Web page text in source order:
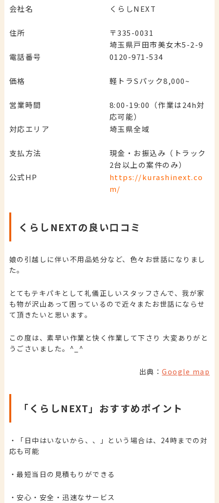
会社名 くらしNEXT
住所
〒335-0031
埼玉県戸田市美女木5-2-9
電話番号
0120-971-534
価格 軽トラSパック8,000~
営業時間
8:00-19:00（作業は24h対
応可能）
対応エリア
埼玉県全域
支払方法
現金・お振込み（トラック
2台以上の案件のみ）
公式HP
https://kurashinext.co
m/
くらしNEXTの良い口コミ
娘の引越しに伴い不用品処分など、色々お世話になりまし
た。
とてもテキパキとして礼儀正しいスタッフさんで、我が家
も物が沢山あって困っているので近々またお世話にならせ
て頂きたいと思います。
この度は、素早い作業と快く作業して下さり 大変ありがと
うごさいました。^_^
出典：Google map
「くらしNEXT」おすすめポイント
・「日中はいないから、、」という場合は、24時までの対
応も可能
・最短当日の見積もりができる
・安心・安全・迅速なサービス